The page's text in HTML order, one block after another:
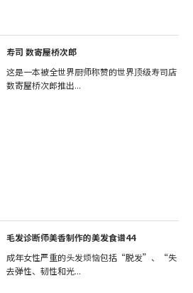
寿司 数寄屋桥次郎
这是一本被全世界厨师称赞的世界顶级寿司店
数寄屋桥次郎推出...
毛发诊断师美香制作的美发食谱44
成年女性严重的头发烦恼包括“脱发”、“失
去弹性、韧性和光...